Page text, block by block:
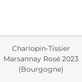
Charlopin-Tissier
Marsannay Rosé 2023
(Bourgogne)